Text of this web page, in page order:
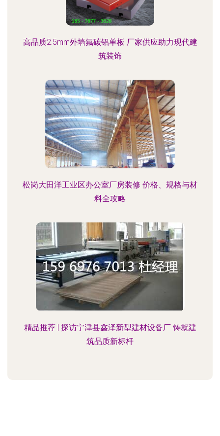
高品质2.5mm外墙氟碳铝单板 厂家供应助力现代建
筑装饰
松岗大田洋工业区办公室厂房装修 价格、规格与材
料全攻略
精品推荐 | 探访宁津县鑫泽新型建材设备厂 铸就建
筑品质新标杆